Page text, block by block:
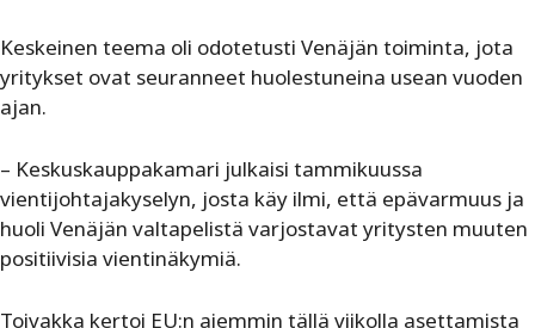
Keskeinen teema oli odotetusti Venäjän toiminta, jota
yritykset ovat seuranneet huolestuneina usean vuoden
ajan.
– Keskuskauppakamari julkaisi tammikuussa
vientijohtajakyselyn, josta käy ilmi, että epävarmuus ja
huoli Venäjän valtapelistä varjostavat yritysten muuten
positiivisia vientinäkymiä.
Toivakka kertoi EU:n aiemmin tällä viikolla asettamista